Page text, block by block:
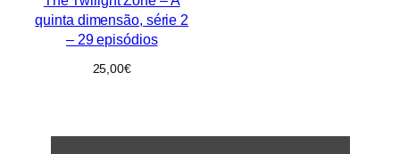
quinta dimensão, série 2
– 29 episódios
25,00€